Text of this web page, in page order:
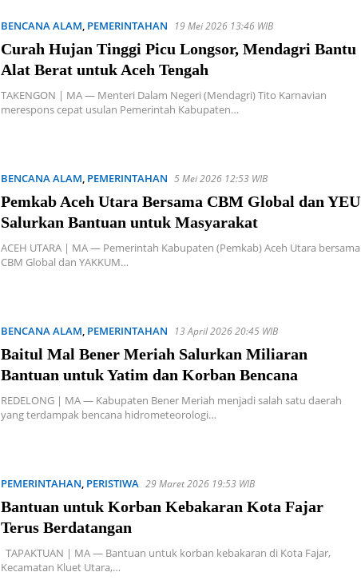
BENCANA ALAM, PEMERINTAHAN 19 Mei 2026 13:46 WIB
Curah Hujan Tinggi Picu Longsor, Mendagri Bantu
Alat Berat untuk Aceh Tengah
TAKENGON | MA — Menteri Dalam Negeri (Mendagri) Tito Karnavian
merespons cepat usulan Pemerintah Kabupaten…
BENCANA ALAM, PEMERINTAHAN 5 Mei 2026 12:53 WIB
Pemkab Aceh Utara Bersama CBM Global dan YEU
Salurkan Bantuan untuk Masyarakat
ACEH UTARA | MA — Pemerintah Kabupaten (Pemkab) Aceh Utara bersama
CBM Global dan YAKKUM…
BENCANA ALAM, PEMERINTAHAN 13 April 2026 20:45 WIB
Baitul Mal Bener Meriah Salurkan Miliaran
Bantuan untuk Yatim dan Korban Bencana
REDELONG | MA — Kabupaten Bener Meriah menjadi salah satu daerah
yang terdampak bencana hidrometeorologi…
PEMERINTAHAN, PERISTIWA 29 Maret 2026 19:53 WIB
Bantuan untuk Korban Kebakaran Kota Fajar
Terus Berdatangan
TAPAKTUAN | MA — Bantuan untuk korban kebakaran di Kota Fajar,
Kecamatan Kluet Utara,…